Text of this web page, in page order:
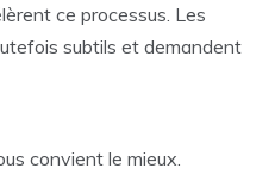
ce processus. Les
subtils et demandent
convient le mieux.